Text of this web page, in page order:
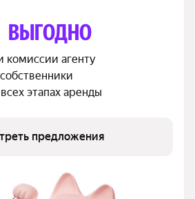
ВЫГОДНО
комиссии агенту
этапах аренды
предложения